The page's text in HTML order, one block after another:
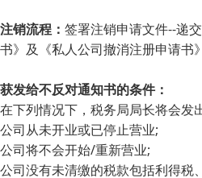
注销流程： 签署注销申请文件--递
书》及《私人公司撤消注册申请书
获发给不反对通知书的条件：
在下列情况下，税务局局长将会发
公司从未开业或已停止营业;
公司将不会开始/重新营业;
公司没有未清缴的税款包括利得税